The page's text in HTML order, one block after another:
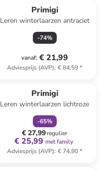
Primigi
Leren winterlaarzen antraciet
-74%
vanaf: € 21,99
Adviesprijs (AVP): € 84,59*
Primigi
Leren winterlaarzen lichtroze
-65%
€ 27,99regulier
€ 25,99 met family
Adviesprijs (AVP): € 74,90*